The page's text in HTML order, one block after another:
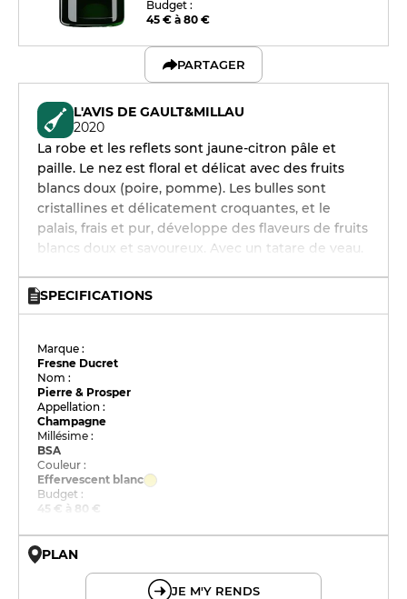
Budget :
45 € à 80 €
PARTAGER
L'AVIS DE GAULT&MILLAU
2020
La robe et les reflets sont jaune-citron pâle et
paille. Le nez est floral et délicat avec des fruits
blancs doux (poire, pomme). Les bulles sont
cristallines et délicatement croquantes, et le
palais, frais et pur, développe des flaveurs de fruits
blancs doux et savoureux. Avec un tatare de veau.
SPECIFICATIONS
Marque :
Fresne Ducret
Nom :
Pierre & Prosper
Appellation :
Champagne
Millésime :
BSA
Couleur :
Effervescent blanc
Budget :
45 € à 80 €
PLAN
JE M'Y RENDS